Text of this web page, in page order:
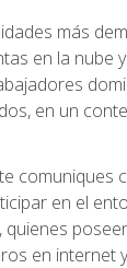
más
en la nube
en un
en el
en internet